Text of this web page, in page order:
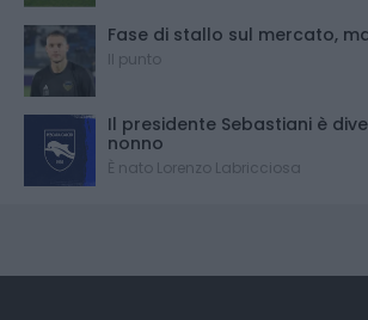
Fase di stallo sul mercato,
Il punto
Il presidente Sebastiani è
nonno
È nato Lorenzo Labricciosa